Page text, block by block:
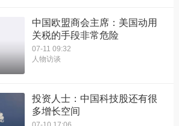
中国欧盟商会主席：美国动用
关税的手段非常危险
07-11 09:32
人物访谈
投资人士：中国科技股还有很
多增长空间